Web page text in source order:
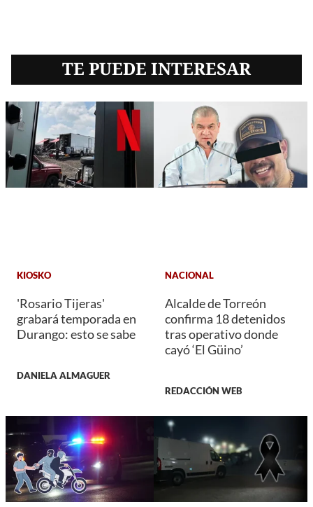
TE PUEDE INTERESAR
KIOSKO
'Rosario Tijeras'
grabará temporada en
Durango: esto se sabe
DANIELA ALMAGUER
NACIONAL
Alcalde de Torreón
confirma 18 detenidos
tras operativo donde
cayó ‘El Güino’
REDACCIÓN WEB